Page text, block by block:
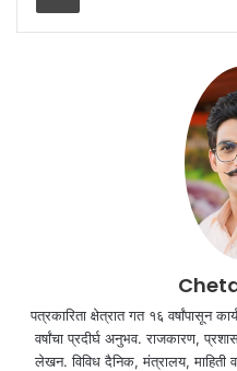
पत्रकारिता क्षेत्रात गत १६ वर्षांपासून
वर्षांचा प्रदीर्घ अनुभव. राजकारण,
लेखन. विविध दैनिक, मंत्रालय, माहिती